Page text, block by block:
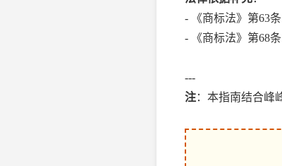
- 《商标法》第63
- 《商标法》第68
---
注：本指南结合峰